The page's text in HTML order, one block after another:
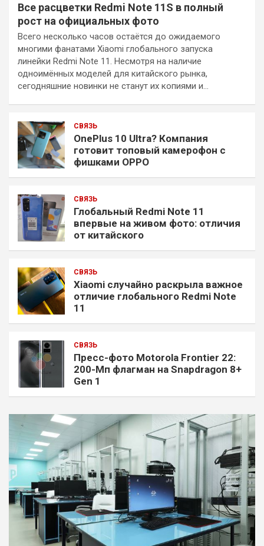
Все расцветки Redmi Note 11S в полный
рост на официальных фото
Всего несколько часов остаётся до ожидаемого
многими фанатами Xiaomi глобального запуска
линейки Redmi Note 11. Несмотря на наличие
одноимённых моделей для китайского рынка,
сегодняшние новинки не станут их копиями и…
СВЯЗЬ
OnePlus 10 Ultra? Компания
готовит топовый камерофон с
фишками OPPO
СВЯЗЬ
Глобальный Redmi Note 11
впервые на живом фото: отличия
от китайского
СВЯЗЬ
Xiaomi случайно раскрыла важное
отличие глобального Redmi Note
11
СВЯЗЬ
Пресс-фото Motorola Frontier 22:
200-Мп флагман на Snapdragon 8+
Gen 1